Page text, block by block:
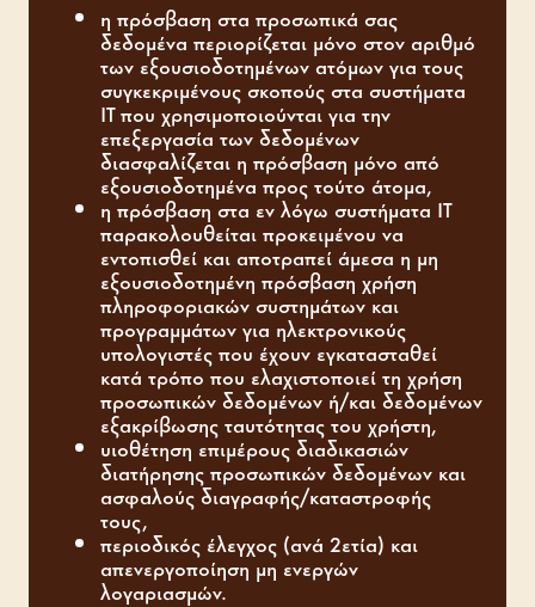
η πρόσβαση στα προσωπικά σας
δεδομένα περιορίζεται μόνο στον αριθμό
των εξουσιοδοτημένων ατόμων για τους
συγκεκριμένους σκοπούς στα συστήματα
IT που χρησιμοποιούνται για την
επεξεργασία των δεδομένων
διασφαλίζεται η πρόσβαση μόνο από
εξουσιοδοτημένα προς τούτο άτομα,
η πρόσβαση στα εν λόγω συστήματα IT
παρακολουθείται προκειμένου να
εντοπισθεί και αποτραπεί άμεσα η μη
εξουσιοδοτημένη πρόσβαση χρήση
πληροφοριακών συστημάτων και
προγραμμάτων για ηλεκτρονικούς
υπολογιστές που έχουν εγκατασταθεί
κατά τρόπο που ελαχιστοποιεί τη χρήση
προσωπικών δεδομένων ή/και δεδομένων
εξακρίβωσης ταυτότητας του χρήστη,
υιοθέτηση επιμέρους διαδικασιών
διατήρησης προσωπικών δεδομένων και
ασφαλούς διαγραφής/καταστροφής
τους,
περιοδικός έλεγχος (ανά 2ετία) και
απενεργοποίηση μη ενεργών
λογαριασμών.